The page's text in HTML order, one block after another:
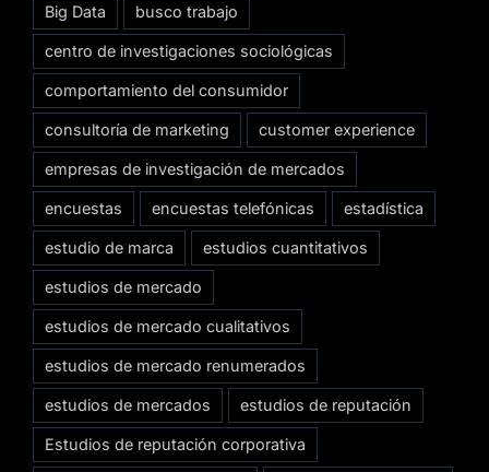
Big Data busco trabajo
centro de investigaciones sociológicas
comportamiento del consumidor
consultoría de marketing customer experience
empresas de investigación de mercados
encuestas encuestas telefónicas estadística
estudio de marca estudios cuantitativos
estudios de mercado
estudios de mercado cualitativos
estudios de mercado renumerados
estudios de mercados estudios de reputación
Estudios de reputación corporativa